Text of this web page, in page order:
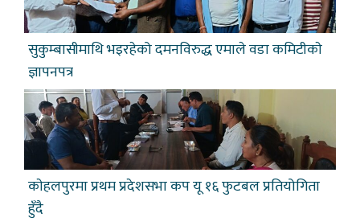
सुकुम्बासीमाथि भइरहेको दमनविरुद्ध एमाले वडा कमिटीकाे
ज्ञापनपत्र
काेहलपुरमा प्रथम प्रदेशसभा कप यू १६ फुटबल प्रतियोगिता
हुँदै